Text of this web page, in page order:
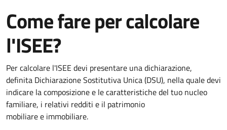
Come fare per calcolare
l'ISEE?
Per calcolare l'ISEE devi presentare una dichiarazione,
definita Dichiarazione Sostitutiva Unica (DSU), nella quale devi
indicare la composizione e le caratteristiche del tuo nucleo
familiare, i relativi redditi e il patrimonio
mobiliare e immobiliare.